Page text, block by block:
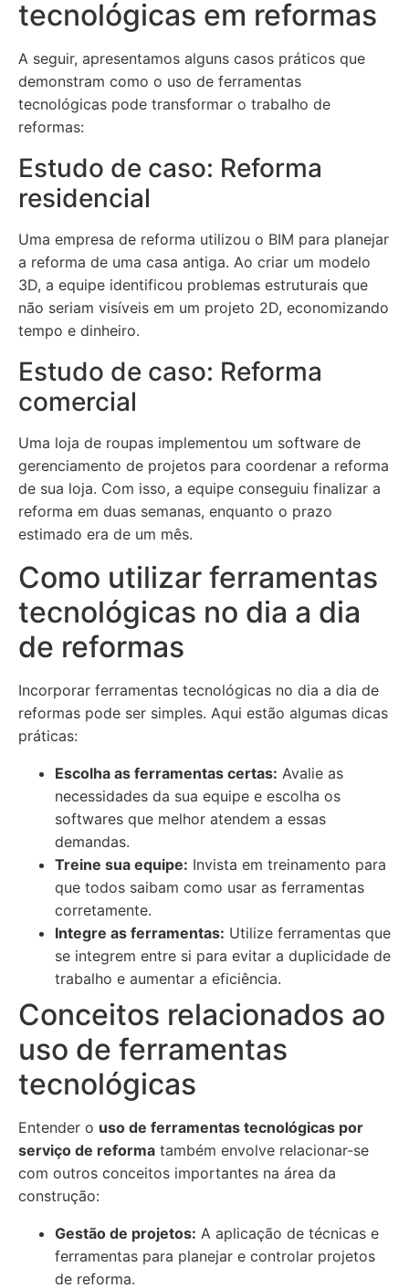
tecnológicas em reformas
A seguir, apresentamos alguns casos práticos que
demonstram como o uso de ferramentas
tecnológicas pode transformar o trabalho de
reformas:
Estudo de caso: Reforma
residencial
Uma empresa de reforma utilizou o BIM para planejar
a reforma de uma casa antiga. Ao criar um modelo
3D, a equipe identificou problemas estruturais que
não seriam visíveis em um projeto 2D, economizando
tempo e dinheiro.
Estudo de caso: Reforma
comercial
Uma loja de roupas implementou um software de
gerenciamento de projetos para coordenar a reforma
de sua loja. Com isso, a equipe conseguiu finalizar a
reforma em duas semanas, enquanto o prazo
estimado era de um mês.
Como utilizar ferramentas
tecnológicas no dia a dia
de reformas
Incorporar ferramentas tecnológicas no dia a dia de
reformas pode ser simples. Aqui estão algumas dicas
práticas:
Escolha as ferramentas certas: Avalie as
necessidades da sua equipe e escolha os
softwares que melhor atendem a essas
demandas.
Treine sua equipe: Invista em treinamento para
que todos saibam como usar as ferramentas
corretamente.
Integre as ferramentas: Utilize ferramentas que
se integrem entre si para evitar a duplicidade de
trabalho e aumentar a eficiência.
Conceitos relacionados ao
uso de ferramentas
tecnológicas
Entender o uso de ferramentas tecnológicas por
serviço de reforma também envolve relacionar-se
com outros conceitos importantes na área da
construção:
Gestão de projetos: A aplicação de técnicas e
ferramentas para planejar e controlar projetos
de reforma.